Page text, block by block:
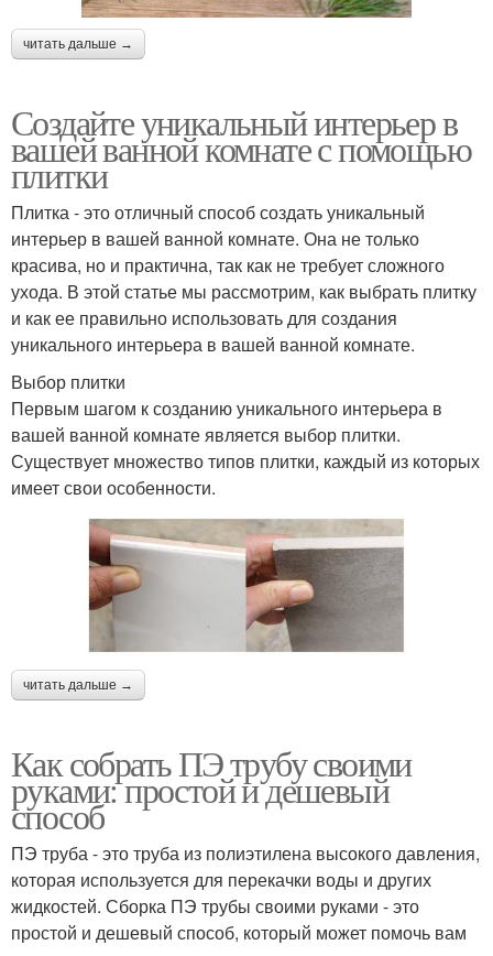
читать дальше →
Создайте уникальный интерьер в
вашей ванной комнате с помощью
плитки
Плитка - это отличный способ создать уникальный
интерьер в вашей ванной комнате. Она не только
красива, но и практична, так как не требует сложного
ухода. В этой статье мы рассмотрим, как выбрать плитку
и как ее правильно использовать для создания
уникального интерьера в вашей ванной комнате.
Выбор плитки
Первым шагом к созданию уникального интерьера в
вашей ванной комнате является выбор плитки.
Существует множество типов плитки, каждый из которых
имеет свои особенности.
читать дальше →
Как собрать ПЭ трубу своими
руками: простой и дешевый
способ
ПЭ труба - это труба из полиэтилена высокого давления,
которая используется для перекачки воды и других
жидкостей. Сборка ПЭ трубы своими руками - это
простой и дешевый способ, который может помочь вам